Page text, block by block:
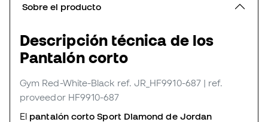
Sobre el producto
Descripción técnica de los
Pantalón corto
Gym Red-White-Black ref. JR_HF9910-687 | ref.
proveedor HF9910-687
El pantalón corto Sport Diamond de Jordan